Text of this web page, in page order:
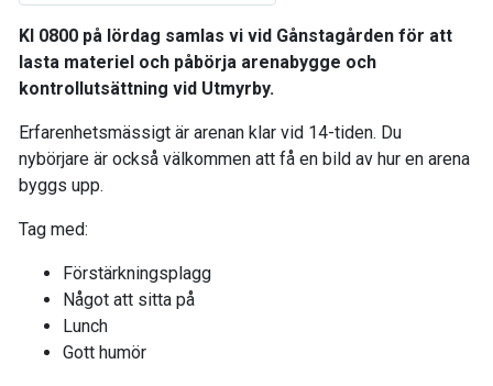
Kl 0800 på lördag samlas vi vid Gånstagården för att
lasta materiel och påbörja arenabygge och
kontrollutsättning vid Utmyrby.
Erfarenhetsmässigt är arenan klar vid 14-tiden. Du
nybörjare är också välkommen att få en bild av hur en arena
byggs upp.
Tag med:
Förstärkningsplagg
Något att sitta på
Lunch
Gott humör